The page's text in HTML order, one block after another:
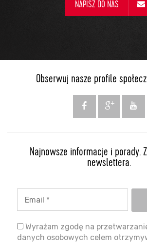
NAPISZ DO NAS
Obserwuj nasze profile
Najnowsze informacje i porady.
newslettera.
Wyrażam zgodę na
danych osobowych celem